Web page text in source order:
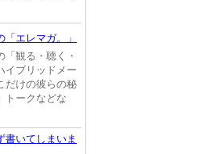
エレマガ。」
「観る・聴く・
イブリッドメー
だけの彼らの秘
トークなどな
書いてしまいま